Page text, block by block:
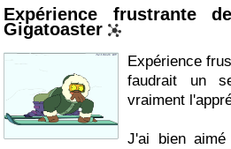
roolmapoolOui, pour moi les 4,5,6
Expérience frustrante
Gigatoaster
Expérience
faudrait un
vraiment
J'ai bien